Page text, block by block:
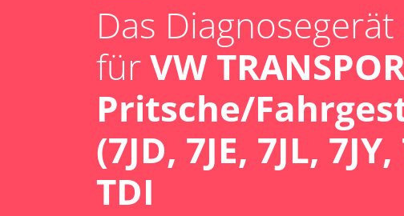
Das
fürVW
Pritsche/
(7JD, 7JE, 7JL,
TDI